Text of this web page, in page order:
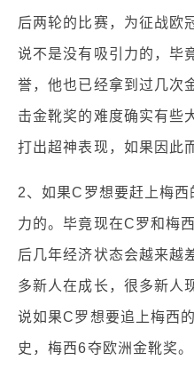
后两轮的比赛，为征战欧
说不是没有吸引力的，毕
誉，他也已经拿到过几次
击金靴奖的难度确实有些
打出超神表现，如果因此
2、如果C罗想要赶上梅
力的。毕竟现在C罗和梅
后几年经济状态会越来越
多新人在成长，很多新人
说如果C罗想要追上梅西
史，梅西6夺欧洲金靴奖。